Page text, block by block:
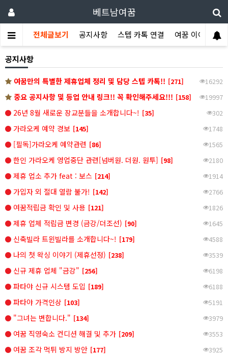
베트남여꿈
전체글보기 공지사항 스텝 카톡 연결 여꿈 이야기
공지사항
여꿈만의 특별한 제휴업체 정리 및 담당 스텝 카톡!! [271] 16292
중요 공지사항 및 등업 안내 링크!! 꼭 확인해주세요!!! [158] 19997
26년 8월 새로운 장교분들을 소개합니다~! [35] 302
가라오케 예약 경보 [145] 1748
[필독]가라오케 예약관련 [86] 1565
한인 가라오케 영업중단 관련[넘버원. 더원. 원투] [98] 2180
제휴 업소 추가 feat : 보스 [214] 1914
가입자 외 절대 열람 불가! [142] 2766
여꿈적립금 확인 및 사용 [121] 1826
제휴 업체 적립금 변경 (금강/더조선) [90] 1645
신축빌라 트윈빌라를 소개합니다~! [179] 4588
나의 첫 왁싱 이야기 (제휴선정) [238] 3539
신규 제휴 업체 "금강" [256] 6198
파타야 신규 시스템 도입 [189] 6188
파타야 가격인상 [103] 5191
"그녀는 변합니다." [134] 3979
여꿈 직영숙소 컨디션 해결 및 추가 [209] 3553
여꿈 조각 먹튀 방지 방안 [177] 3925